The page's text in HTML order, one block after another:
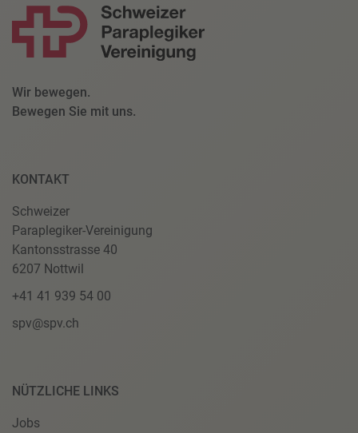
Wir bewegen.
Bewegen Sie mit uns.
KONTAKT
Schweizer
Paraplegiker-Vereinigung
Kantonsstrasse 40
6207 Nottwil
+41 41 939 54 00
spv@spv.ch
NÜTZLICHE LINKS
Jobs